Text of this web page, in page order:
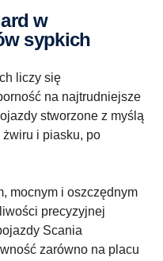
sypkich
liczy się
na najtrudniejsze
stworzone z myślą
i piasku, po
mocnym i oszczędnym
precyzyjnej
Scania
zarówno na placu